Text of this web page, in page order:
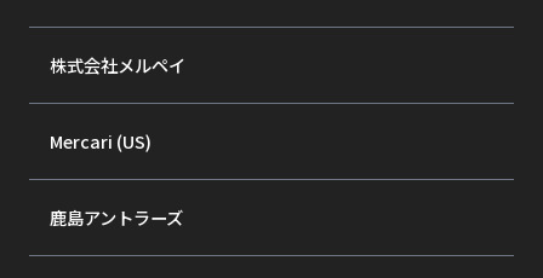
株式会社メルペイ
Mercari (US)
鹿島アントラーズ